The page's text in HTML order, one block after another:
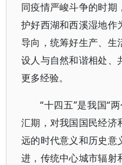
同疫情严峻斗争的时期
护好西湖和西溪湿地作
导向，统筹好生产、生
设人与自然和谐相处、
更多经验。
“十四五”是我国“
汇期，对我国国民经济
远的时代意义和历史意
进，传统中心城市辐射